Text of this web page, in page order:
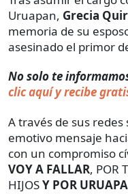
Uruapan, Grecia
memoria de su
asesinado el primor
No solo te
clic aquí y recibe
A través de sus
emotivo mensaje
con un compromiso
VOY A FALLAR, POR
HIJOSY POR